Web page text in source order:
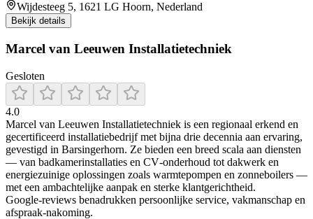
Wijdesteeg 5, 1621 LG Hoorn, Nederland
Bekijk details
Marcel van Leeuwen Installatietechniek
Gesloten
4.0
Marcel van Leeuwen Installatietechniek is een regionaal erkend en
gecertificeerd installatiebedrijf met bijna drie decennia aan ervaring,
gevestigd in Barsingerhorn. Ze bieden een breed scala aan diensten
— van badkamerinstallaties en CV‑onderhoud tot dakwerk en
energiezuinige oplossingen zoals warmtepompen en zonneboilers —
met een ambachtelijke aanpak en sterke klantgerichtheid.
Google‑reviews benadrukken persoonlijke service, vakmanschap en
afspraak‑nakoming.